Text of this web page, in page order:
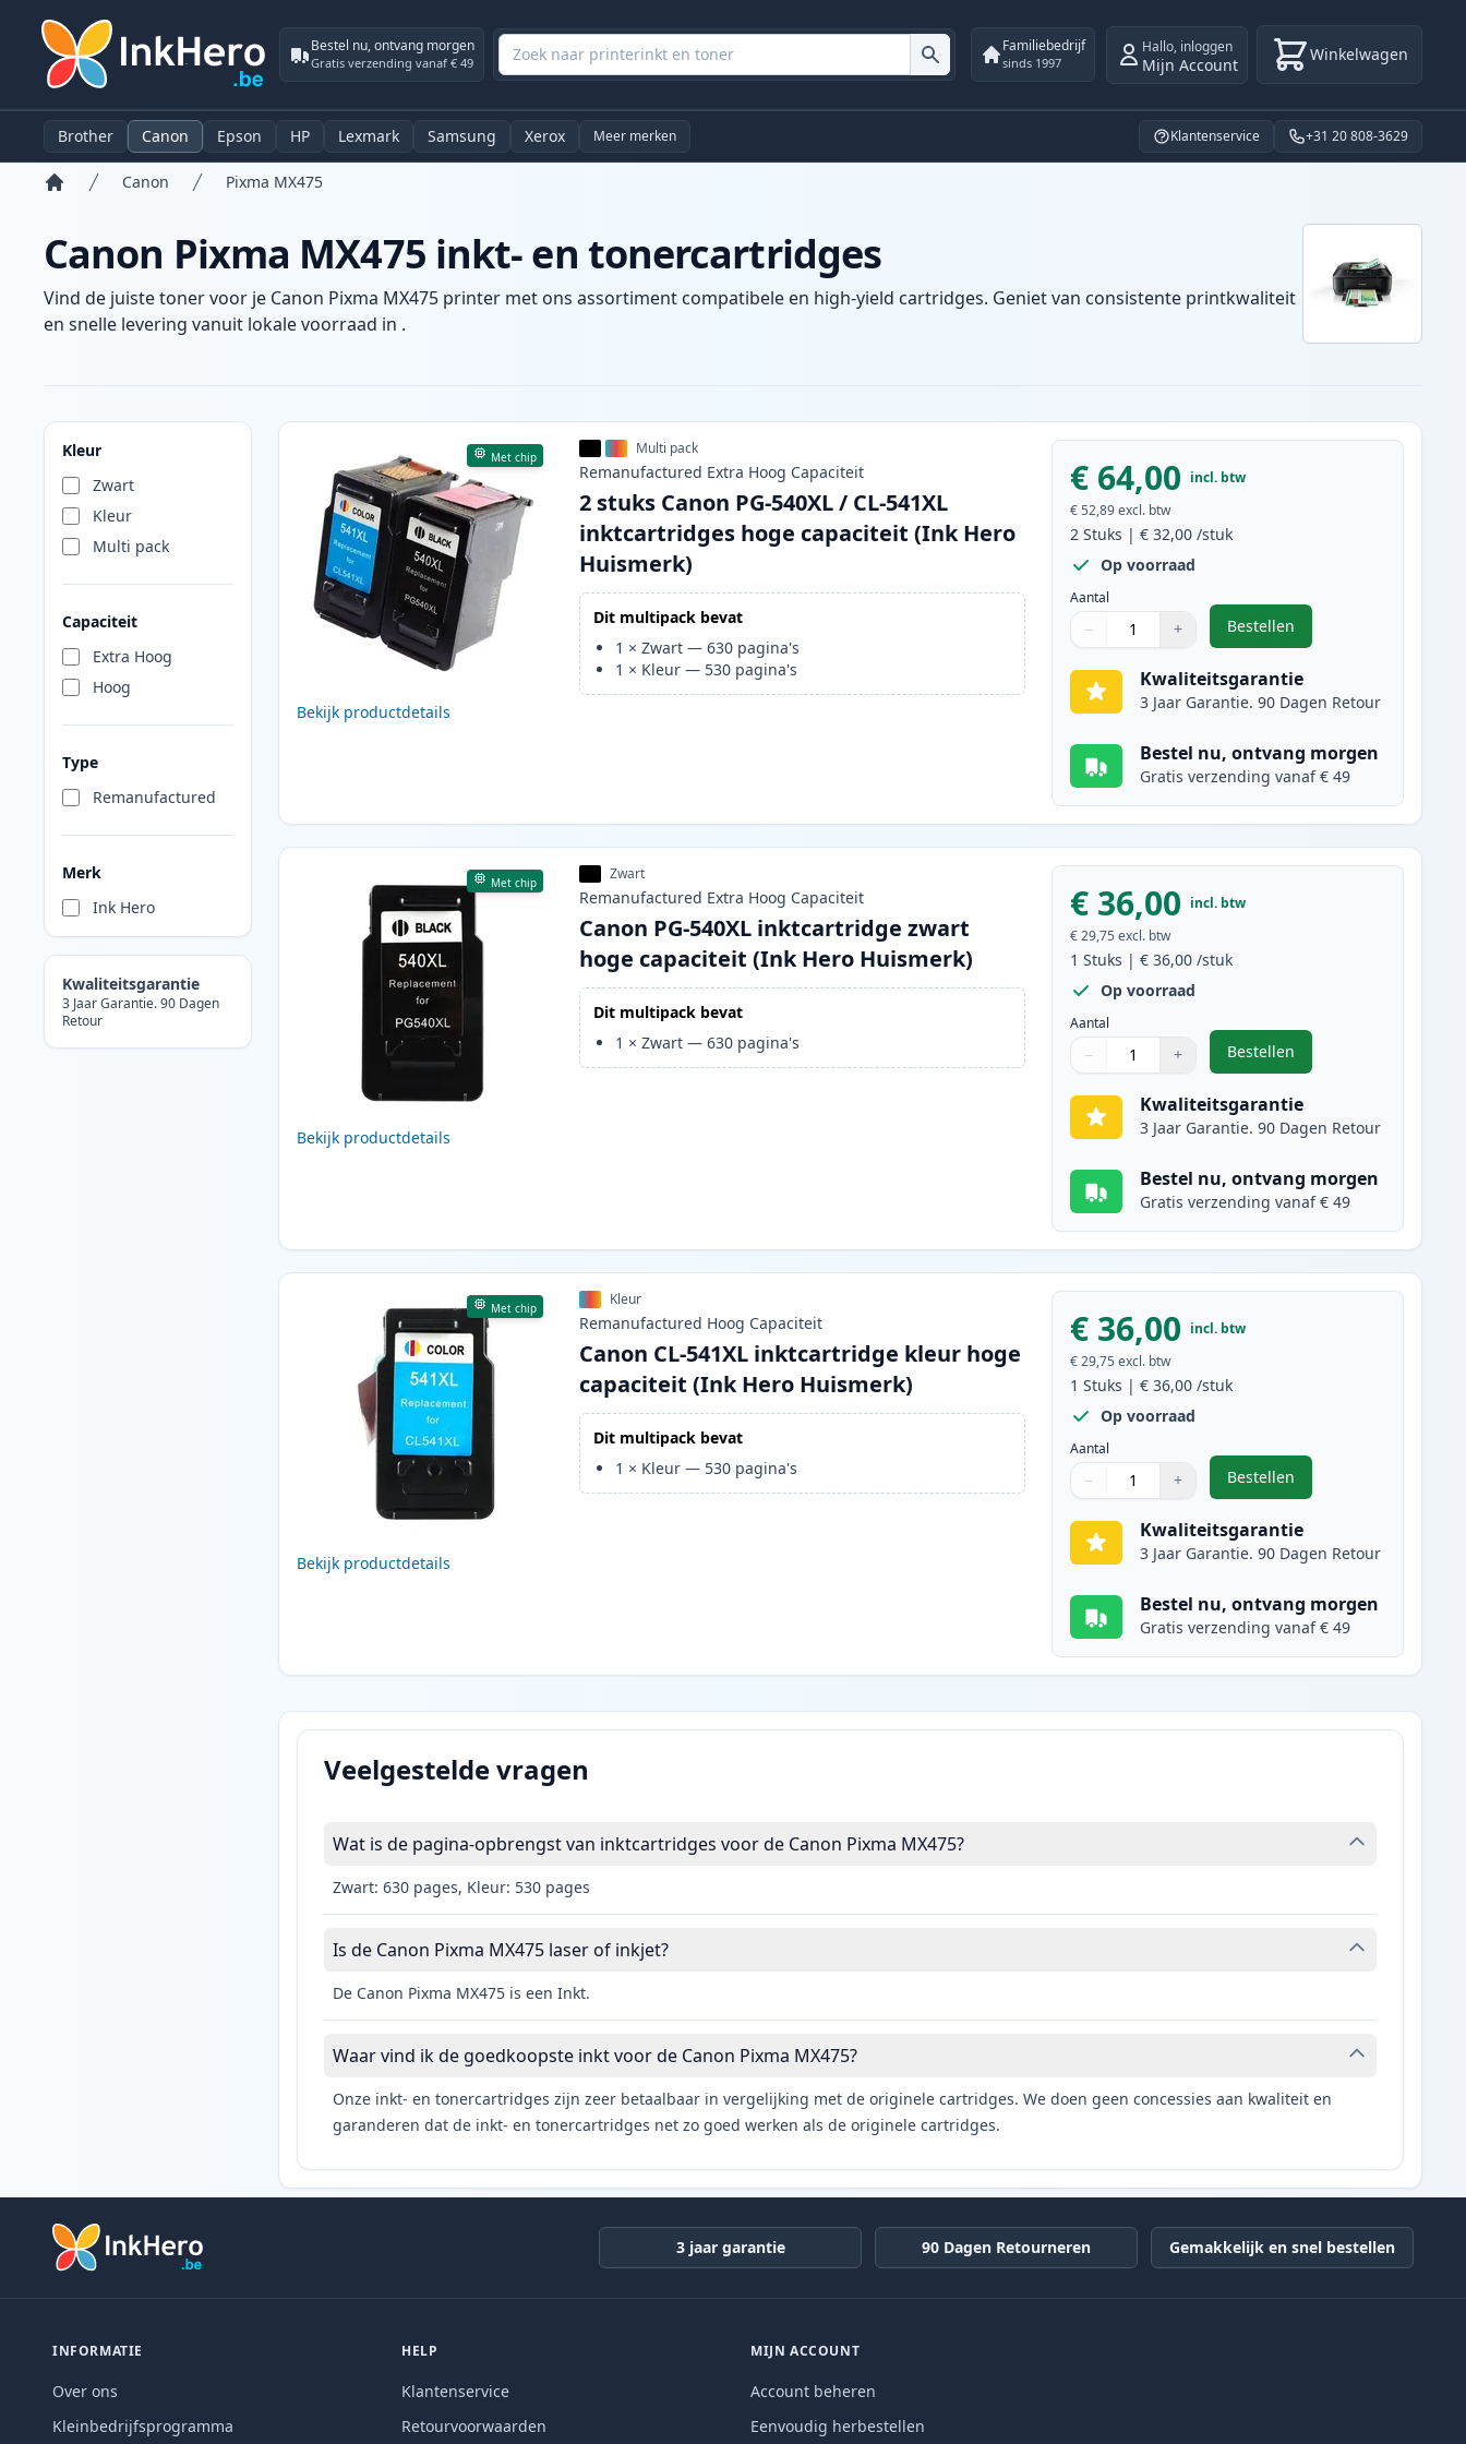
Bestel nu, ontvang morgen
Gratis verzending vanaf € 49
Familiebedrijf
sinds 1997
Hallo, inloggen
Mijn Account Winkelwagen
Brother Canon Epson HP Lexmark Samsung Xerox Meer merken Klantenservice +31 20 808-3629
Canon Pixma MX475
Canon Pixma MX475 inkt- en tonercartridges
Vind de juiste toner voor je Canon Pixma MX475 printer met ons assortiment compatibele en high-yield cartridges. Geniet van consistente printkwaliteit
en snelle levering vanuit lokale voorraad in .
Kleur
Zwart
Kleur
Multi pack
Capaciteit
Extra Hoog
Hoog
Type
Remanufactured
Merk
Ink Hero
Kwaliteitsgarantie
3 Jaar Garantie. 90 Dagen
Retour
Producten
Met chip
Bekijk productdetails
Multi pack
Remanufactured Extra Hoog Capaciteit
2 stuks Canon PG-540XL / CL-541XL
inktcartridges hoge capaciteit (Ink Hero
Huismerk)
Dit multipack bevat
1 ×Zwart —630 pagina's
1 × Kleur — 530 pagina's
€ 64,00 incl. btw
€ 52,89 excl. btw
2 Stuks |€ 32,00 /stuk
Op voorraad
Aantal
Aantal
Gebruik de knoppen om aan te passen
− +
Aantal 1
Bestellen
,2 stuks Canon PG-540XL
Kwaliteitsgarantie
3 Jaar Garantie. 90 Dagen Retour
Bestel nu, ontvang morgen
Gratis verzending vanaf € 49
Met chip
Bekijk productdetails
Zwart
Remanufactured Extra Hoog Capaciteit
Canon PG-540XL inktcartridge zwart
hoge capaciteit (Ink Hero Huismerk)
Dit multipack bevat
1 ×Zwart —630 pagina's
€ 36,00 incl. btw
€ 29,75 excl. btw
1 Stuks |€ 36,00 /stuk
Op voorraad
Aantal
Aantal
Gebruik de knoppen om aan te passen
− +
Aantal 1
Bestellen
,Canon PG-540XL
Kwaliteitsgarantie
3 Jaar Garantie. 90 Dagen Retour
Bestel nu, ontvang morgen
Gratis verzending vanaf € 49
Met chip
Bekijk productdetails
Kleur
Remanufactured Hoog Capaciteit
Canon CL-541XL inktcartridge kleur hoge
capaciteit (Ink Hero Huismerk)
Dit multipack bevat
1 × Kleur — 530 pagina's
€ 36,00 incl. btw
€ 29,75 excl. btw
1 Stuks |€ 36,00 /stuk
Op voorraad
Aantal
Aantal
Gebruik de knoppen om aan te passen
− +
Aantal 1
Bestellen
,Canon CL-541XL
Kwaliteitsgarantie
3 Jaar Garantie. 90 Dagen Retour
Bestel nu, ontvang morgen
Gratis verzending vanaf € 49
Veelgestelde vragen
Wat is de pagina-opbrengst van inktcartridges voor de Canon Pixma MX475?
Zwart: 630 pages, Kleur: 530 pages
Is de Canon Pixma MX475 laser of inkjet?
De Canon Pixma MX475 is een Inkt.
Waar vind ik de goedkoopste inkt voor de Canon Pixma MX475?
Onze inkt- en tonercartridges zijn zeer betaalbaar in vergelijking met de originele cartridges. We doen geen concessies aan kwaliteit en
garanderen dat de inkt- en tonercartridges net zo goed werken als de originele cartridges.
3 jaar garantie 90 Dagen Retourneren Gemakkelijk en snel bestellen
INFORMATIE
Over ons
Kleinbedrijfsprogramma
HELP
Klantenservice
Retourvoorwaarden
MIJN ACCOUNT
Account beheren
Eenvoudig herbestellen